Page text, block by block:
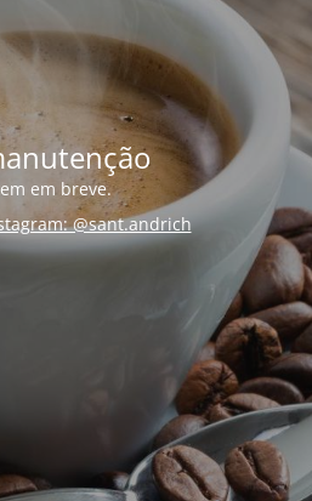
em breve.
@sant.andrich